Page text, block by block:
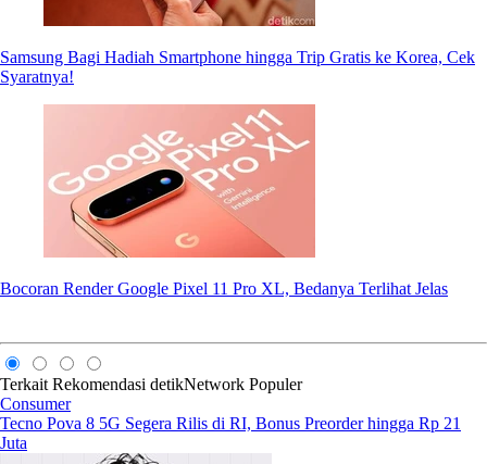
Samsung Bagi Hadiah Smartphone hingga Trip Gratis ke Korea, Cek
Syaratnya!
Bocoran Render Google Pixel 11 Pro XL, Bedanya Terlihat Jelas
Terkait Rekomendasi detikNetwork Populer
Consumer
Tecno Pova 8 5G Segera Rilis di RI, Bonus Preorder hingga Rp 21
Juta